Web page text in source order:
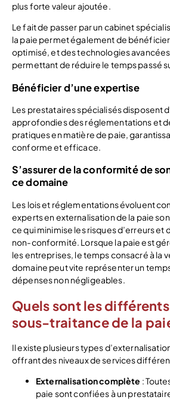
plus forte valeur ajoutée.
Le fait de passer par un cabinet
la paie permet également de
optimisé, et des technologies
permettant de réduire le temps passé
Bénéficier d’une expertise
Les prestataires spécialisés disposent
approfondies des réglementations et
pratiques en matière de paie,
conforme et efficace.
S’assurer de la conformité de
ce domaine
Les lois et réglementations évoluent
experts en externalisation de la paie
ce qui minimise les risques d’erreurs et
non-conformité. Lorsque la paie est
les entreprises, le temps consacré à la
domaine peut vite représenter un
dépenses non négligeables.
Quels sont les
sous-traitance de la
Il existe plusieurs types
offrant des niveaux de services
Externalisation complète :
paie sont confiées à un